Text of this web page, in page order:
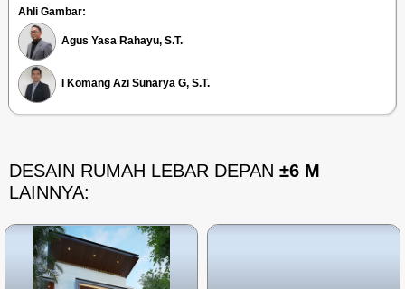
Ahli Gambar:
Agus Yasa Rahayu, S.T.
I Komang Azi Sunarya G, S.T.
DESAIN RUMAH LEBAR DEPAN ±6 M
LAINNYA: